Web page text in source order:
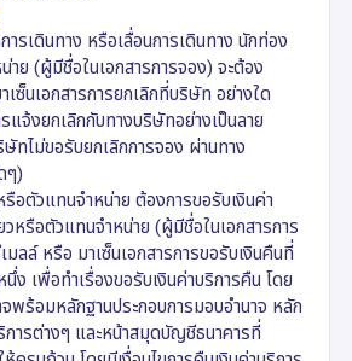
รเดินทาง หรือเลื่อนการเดินทาง นักท่อง
าย (ผู้มีชื่อในเอกสารการจอง) จะต้อง
ซ็นเอกสารการยกเลิกที่บริษัท อย่างใด
แจ้งยกเลิกกับทางบริษัทอย่างเป็นลาย
ไม่ขอรับยกเลิกการจอง ผ่านทาง
ๆ)
อตัวแทนจำหน่าย ต้องการขอรับเงินค่า
หรือตัวแทนจำหน่าย (ผู้มีชื่อในเอกสารการ
ลล์ หรือ มาเซ็นเอกสารการขอรับเงินคืนที่
ง เพื่อทำเรื่องขอรับเงินค่าบริการคืน โดย
พร้อมหลักฐานประกอบการมอบอำนาจ หลัก
การต่างๆ และหน้าสมุดบัญชีธนาคารที่